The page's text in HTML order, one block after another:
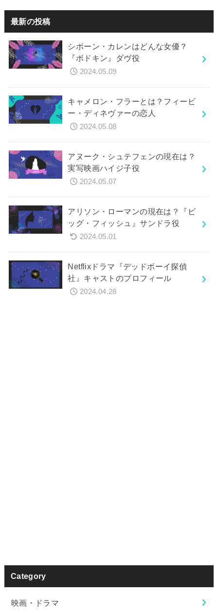
最新の投稿
シボーン・カレンはどんな女優？
『ボドキン』ダヴ役
2024.05.09
キャメロン・フラーとは？フィービ
ー・ディネヴァーの恋人
2024.05.08
アヌーク・シュテフェンの現在は？
実写映画ハイジ子役
2024.05.07
アリソン・ローマンの現在は？『ビ
ッグ・フィッシュ』サンドラ役
2024.05.01
Netflixドラマ『デッドボーイ探偵
社』キャストのプロフィール
2024.04.28
Category
映画・ドラマ